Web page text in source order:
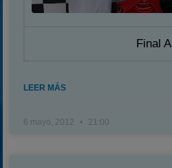
Final A
LEER MÁS
6 mayo, 2012 21:00